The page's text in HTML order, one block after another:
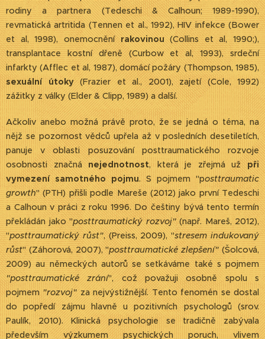
rodiny a partnera (Tedeschi & Calhoun; 1989-1990),
revmatická artritida (Tennen et al., 1992), HIV infekce (Bower
et al, 1998), onemocněnírakovinou(Collins et al, 1990;),
transplantace kostní dřeně (Curbow et al, 1993), srdeční
infarkty (Afflec et al, 1987), domácí požáry (Thompson, 1985),
sexuální útoky(Frazier et al., 2001), zajetí (Cole, 1992)
zážitky z války (Elder & Clipp, 1989) a další.
Ačkoliv anebo možná právě proto, že se jedná o téma, na
nějž se pozornost vědců upřela až v posledních desetiletích,
panuje v oblasti posuzování posttraumatického rozvoje
osobnosti značnánejednotnost, která je zřejmá užpři
vymezení samotného pojmu. S pojmem "posttraumatic
growth" (PTH) přišli podle Mareše (2012) jako první Tedeschi
a Calhoun v práci z roku 1996. Do češtiny bývá tento termín
překládán jako "posttraumatický rozvoj"(např. Mareš, 2012),
"posttraumatický růst", (Preiss, 2009), "stresem indukovaný
růst" (Záhorová, 2007), "posttraumatické zlepšení"(Šolcová,
2009) au německých autorů se setkáváme také s pojmem
"posttraumatické zrání", což považuji osobně spolu s
pojmem "rozvoj"za nejvýstižnější. Tento fenomén se dostal
do popředí zájmu hlavně u pozitivních psychologů (srov.
Paulík, 2010). Klinická psychologie se tradičně zabývala
především výzkumem psychických poruch, vlivem